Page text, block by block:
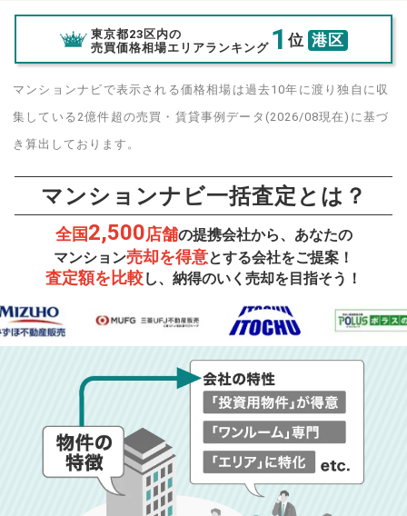
東京都23区内の
売買価格相場エリアランキング 1 位 港区
マンションナビで表示される価格相場は過去10年に渡り独自に収
集している2億件超の売買・賃貸事例データ(2026/08現在)に基づ
き算出しております。
マンションナビ一括査定とは？
全国2,500店舗の提携会社から、あなたの
マンション売却を得意とする会社をご提案！
査定額を比較し、納得のいく売却を目指そう！